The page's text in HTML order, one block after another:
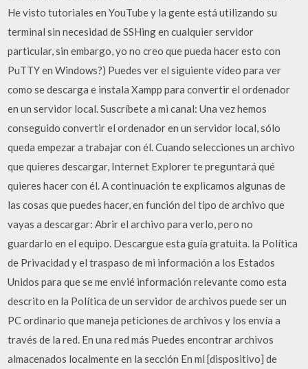
He visto tutoriales en YouTube y la gente está utilizando su
terminal sin necesidad de SSHing en cualquier servidor
particular, sin embargo, yo no creo que pueda hacer esto con
PuTTY en Windows?) Puedes ver el siguiente vídeo para ver
como se descarga e instala Xampp para convertir el ordenador
en un servidor local. Suscríbete a mi canal: Una vez hemos
conseguido convertir el ordenador en un servidor local, sólo
queda empezar a trabajar con él. Cuando selecciones un archivo
que quieres descargar, Internet Explorer te preguntará qué
quieres hacer con él. A continuación te explicamos algunas de
las cosas que puedes hacer, en función del tipo de archivo que
vayas a descargar: Abrir el archivo para verlo, pero no
guardarlo en el equipo. Descargue esta guía gratuita. la Política
de Privacidad y el traspaso de mi información a los Estados
Unidos para que se me envié información relevante como esta
descrito en la Política de un servidor de archivos puede ser un
PC ordinario que maneja peticiones de archivos y los envía a
través de la red. En una red más Puedes encontrar archivos
almacenados localmente en la sección En mi [dispositivo] de